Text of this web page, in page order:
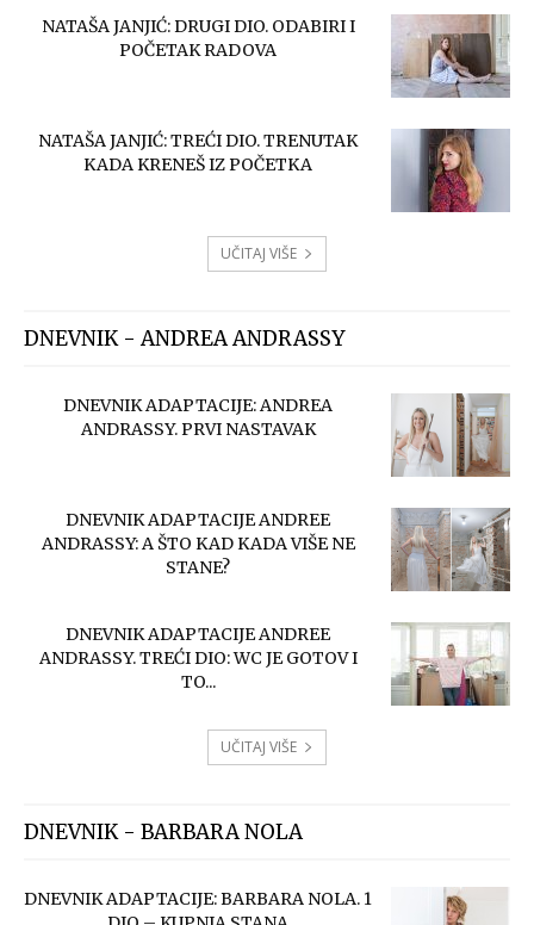
NATAŠA JANJIĆ: DRUGI DIO. ODABIRI I
POČETAK RADOVA
NATAŠA JANJIĆ: TREĆI DIO. TRENUTAK
KADA KRENEŠ IZ POČETKA
UČITAJ VIŠE
DNEVNIK - ANDREA ANDRASSY
DNEVNIK ADAPTACIJE: ANDREA
ANDRASSY. PRVI NASTAVAK
DNEVNIK ADAPTACIJE ANDREE
ANDRASSY: A ŠTO KAD KADA VIŠE NE
STANE?
DNEVNIK ADAPTACIJE ANDREE
ANDRASSY. TREĆI DIO: WC JE GOTOV I
TO...
UČITAJ VIŠE
DNEVNIK - BARBARA NOLA
DNEVNIK ADAPTACIJE: BARBARA NOLA. 1